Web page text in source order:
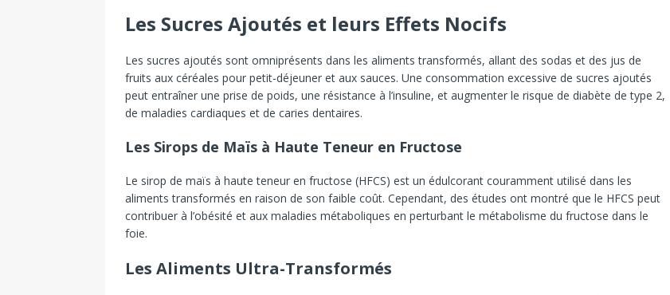
Les Sucres Ajoutés et leurs Effets Nocifs
Les sucres ajoutés sont omniprésents dans les aliments transformés, allant des sodas et des jus de
fruits aux céréales pour petit-déjeuner et aux sauces. Une consommation excessive de sucres ajoutés
peut entraîner une prise de poids, une résistance à l’insuline, et augmenter le risque de diabète de type 2,
de maladies cardiaques et de caries dentaires.
Les Sirops de Maïs à Haute Teneur en Fructose
Le sirop de maïs à haute teneur en fructose (HFCS) est un édulcorant couramment utilisé dans les
aliments transformés en raison de son faible coût. Cependant, des études ont montré que le HFCS peut
contribuer à l’obésité et aux maladies métaboliques en perturbant le métabolisme du fructose dans le
foie.
Les Aliments Ultra-Transformés